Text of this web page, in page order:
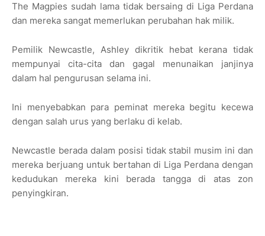
The Magpies sudah lama tidak bersaing di Liga Perdana
dan mereka sangat memerlukan perubahan hak milik.
Pemilik Newcastle, Ashley dikritik hebat kerana tidak
mempunyai cita-cita dan gagal menunaikan janjinya
dalam hal pengurusan selama ini.
Ini menyebabkan para peminat mereka begitu kecewa
dengan salah urus yang berlaku di kelab.
Newcastle berada dalam posisi tidak stabil musim ini dan
mereka berjuang untuk bertahan di Liga Perdana dengan
kedudukan mereka kini berada tangga di atas zon
penyingkiran.